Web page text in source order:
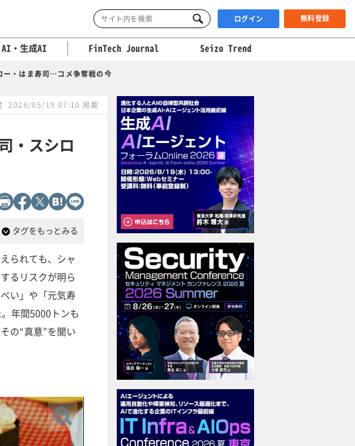
ログイン 無料登録
AI・生成AI FinTech Journal Seizo Trend
ー・はま寿司…コメ争奪戦の今
2026/05/19 07:10 掲載
・スシロ
タグをもっとみる
られても、シャ
るリスクが明ら
い」や「元気寿
年間5000トンも
の“真意”を聞い